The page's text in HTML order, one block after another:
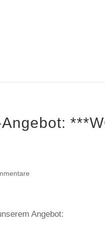
Angebot: